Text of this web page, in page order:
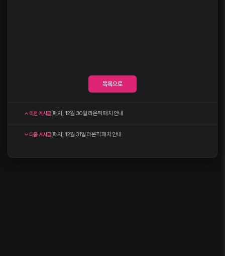
목록으로
이전 게시글[패치] 12월 30일 라온픽 패치 안내
다음 게시글[패치] 12월 31일 라온픽 패치 안내